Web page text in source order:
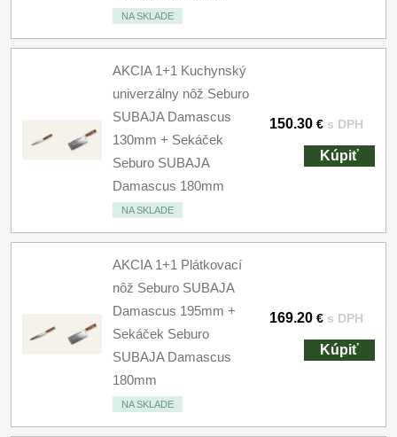
NA SKLADE
AKCIA 1+1 Kuchynský
univerzálny nôž Seburo
SUBAJA Damascus
130mm + Sekáček
Seburo SUBAJA
Damascus 180mm
NA SKLADE
150.30 € s DPH
Kúpiť
AKCIA 1+1 Plátkovací
nôž Seburo SUBAJA
Damascus 195mm +
Sekáček Seburo
SUBAJA Damascus
180mm
NA SKLADE
169.20 € s DPH
Kúpiť